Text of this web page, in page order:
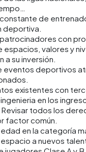
de
deportiva.
con
espacios, valores y
a su inversión.
eventos deportivos
existentes con
en los
todos los
factor común.
edad en la categoría
a nuevos